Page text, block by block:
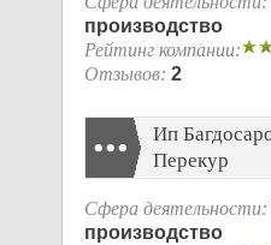
производство
Рейтинг компании:
Отзывов: 2
Ип
Перекур
Сфера деятельности:
производство